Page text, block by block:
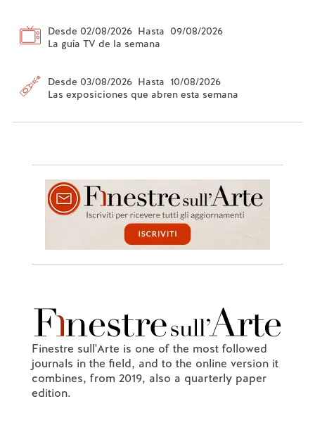
Desde 02/08/2026 Hasta 09/08/2026
La guía TV de la semana
Desde 03/08/2026 Hasta 10/08/2026
Las exposiciones que abren esta semana
Finestre sull'Arte is one of the most followed
journals in the field, and to the online version it
combines, from 2019, also a quarterly paper
edition.